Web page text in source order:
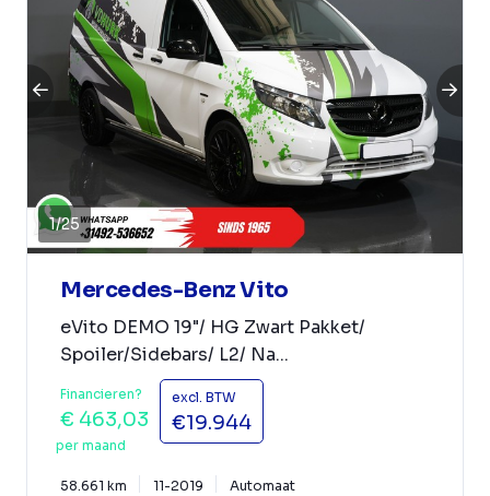
1/25
Mercedes-Benz Vito
eVito DEMO 19"/ HG Zwart Pakket/
Spoiler/Sidebars/ L2/ Na...
Financieren?
€ 463,03
per maand
excl. BTW
€19.944
58.661 km 11-2019 Automaat